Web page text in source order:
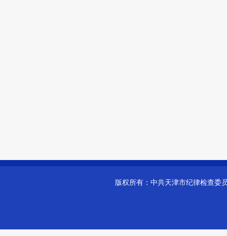
版权所有： 中共天津市纪律检查委